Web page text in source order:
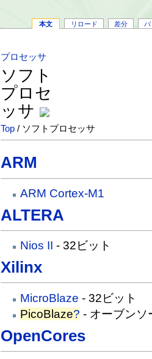
本文 リロード 差分 バ
プロセッサ
ソフト
プロセ
ッサ
Top / ソフトプロセッサ
ARM
ARM Cortex-M1
ALTERA
Nios II - 32ビット
Xilinx
MicroBlaze - 32ビット
PicoBlaze? - オーブンソ
OpenCores